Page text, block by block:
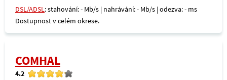
DSL/ADSL: stahování: - Mb/s | nahrávání: - Mb/s | odezva: - ms
Dostupnost v celém okrese.
COMHAL
4.2